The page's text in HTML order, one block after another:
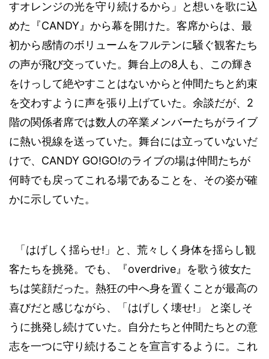
すオレンジの光を守り続けるから」と想いを歌に込
めた『CANDY』から幕を開けた。客席からは、最
初から感情のボリュームをフルテンに騒ぐ観客たち
の声が飛び交っていた。舞台上の8 人も、この輝き
をけっして絶やすことはないからと仲間たちと約束
を交わすように声を張り上げていた。余談だが、 2
階の関係者席では数人の卒業メンバーたちがライブ
に熱い視線を送っていた。舞台には立っていないだ
けで、 CANDY GO!GO!のライブの場は仲間たちが
何時でも戻ってこれる場であることを、その姿が確
かに示していた。
「はげしく揺らせ! 」と、荒々しく身体を揺らし観
客たちを挑発。でも、『overdrive』を歌う彼女た
ちは笑顔だった。熱狂の中へ身を置くことが最高の
喜びだと感じながら、「はげしく壊せ! 」
と楽しそ
うに挑発し続けていた。自分たちと仲間たちとの意
志を一つに守り続けることを宣言するように。これ